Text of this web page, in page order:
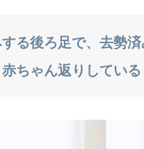
る後ろ足で、去勢
ちゃん返りしている